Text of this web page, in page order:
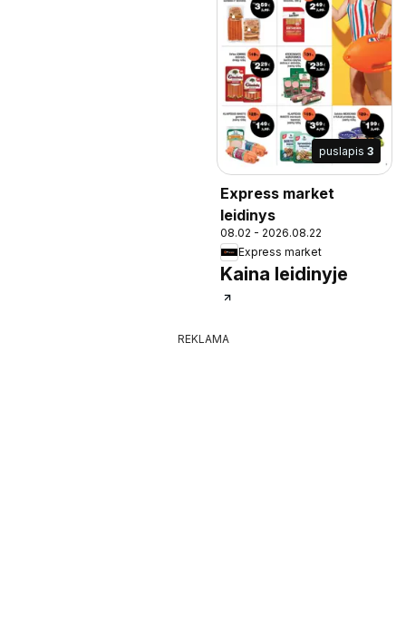
puslapis 3
Express market
leidinys
08.02 - 2026.08.22
Express market
Kaina leidinyje
REKLAMA